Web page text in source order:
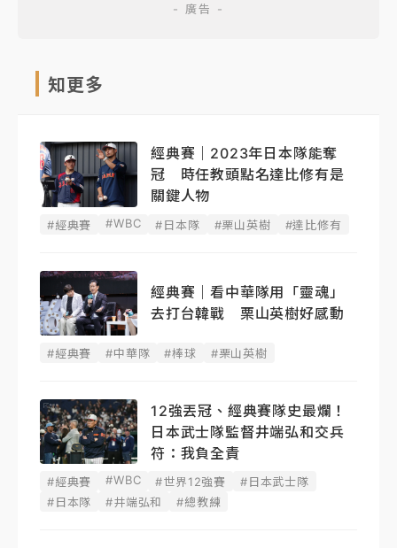
知更多
經典賽｜2023年日本隊能奪
冠 時任教頭點名達比修有是
關鍵人物
#經典賽 #WBC #日本隊 #栗山英樹 #達比修有
經典賽｜看中華隊用「靈魂」
去打台韓戰 栗山英樹好感動
#經典賽 #中華隊 #棒球 #栗山英樹
12強丟冠、經典賽隊史最爛！
日本武士隊監督井端弘和交兵
符：我負全責
#經典賽 #WBC #世界12強賽
#日本武士隊
#日本隊
#井端弘和 #總教練